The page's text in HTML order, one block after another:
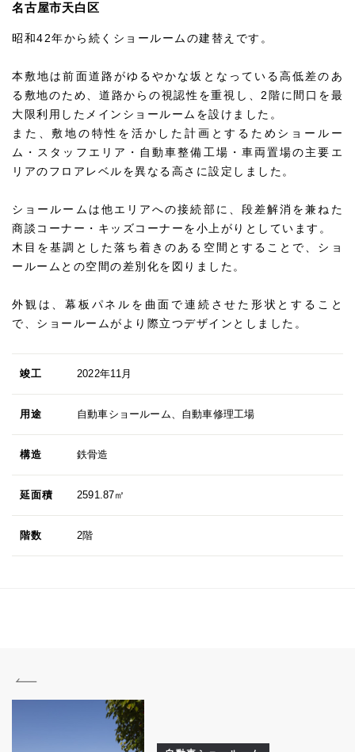
名古屋市天白区
昭和42年から続くショールームの建替えです。
本敷地は前面道路がゆるやかな坂となっている高低差のあ
る敷地のため、道路からの視認性を重視し、2階に間口を最
大限利用したメインショールームを設けました。
また、敷地の特性を活かした計画とするためショールー
ム・スタッフエリア・自動車整備工場・車両置場の主要エ
リアのフロアレベルを異なる高さに設定しました。
ショールームは他エリアへの接続部に、段差解消を兼ねた
商談コーナー・キッズコーナーを小上がりとしています。
木目を基調とした落ち着きのある空間とすることで、ショ
ールームとの空間の差別化を図りました。
外観は、幕板パネルを曲面で連続させた形状とすること
で、ショールームがより際立つデザインとしました。
竣工 2022年11月
用途 自動車ショールーム、自動車修理工場
構造 鉄骨造
延面積 2591.87㎡
階数 2階